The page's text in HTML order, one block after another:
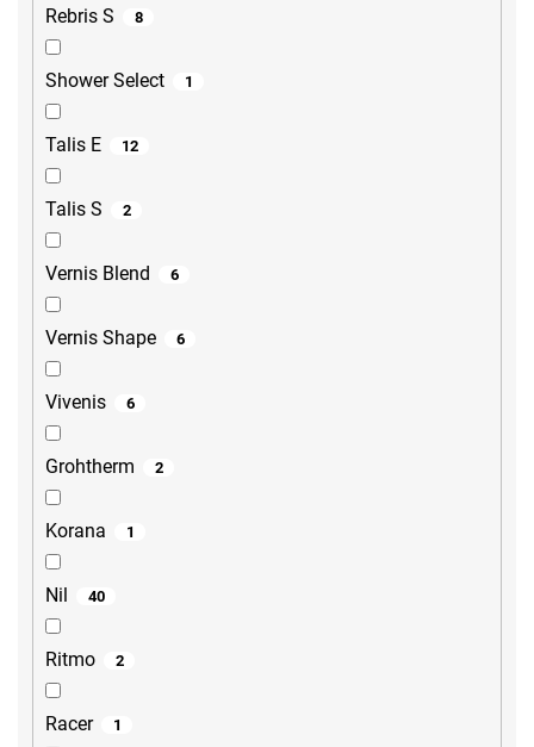
Rebris S 8
Shower Select 1
Talis E 12
Talis S 2
Vernis Blend 6
Vernis Shape 6
Vivenis 6
Grohtherm 2
Korana 1
Nil 40
Ritmo 2
Racer 1